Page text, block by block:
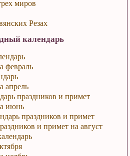
миров
Резах
календарь
февраль
апрель
праздников и примет
июнь
праздников и примет
и примет на август